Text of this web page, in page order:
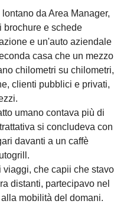
da Area Manager,
brochure e schede
e un'auto aziendale
casa che un mezzo
chilometri su chilometri,
clienti pubblici e privati,
umano contava più di
si concludeva con
davanti a un caffè
viaggi, che capii che stavo
distanti, partecipavo nel
mobilità del domani.